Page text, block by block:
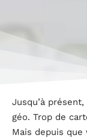
Jusqu’à
géo. Trop de
Mais depuis